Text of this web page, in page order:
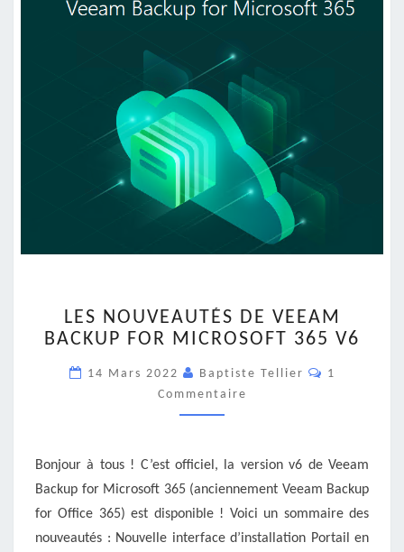
NOUVEAUTÉS
DE
BACKUP
FOR
MICROSOFT
V6
LES NOUVEAUTÉS DE VEEAM
BACKUP FOR MICROSOFT 365 V6
14 Mars 2022 Baptiste Tellier
1
Commentaire
Bonjour à tous ! C’est officiel, la version v6 de Veeam
Backup for Microsoft 365 (anciennement Veeam Backup
for Office 365) est disponible ! Voici un sommaire des
nouveautés : Nouvelle interface d’installation Portail en